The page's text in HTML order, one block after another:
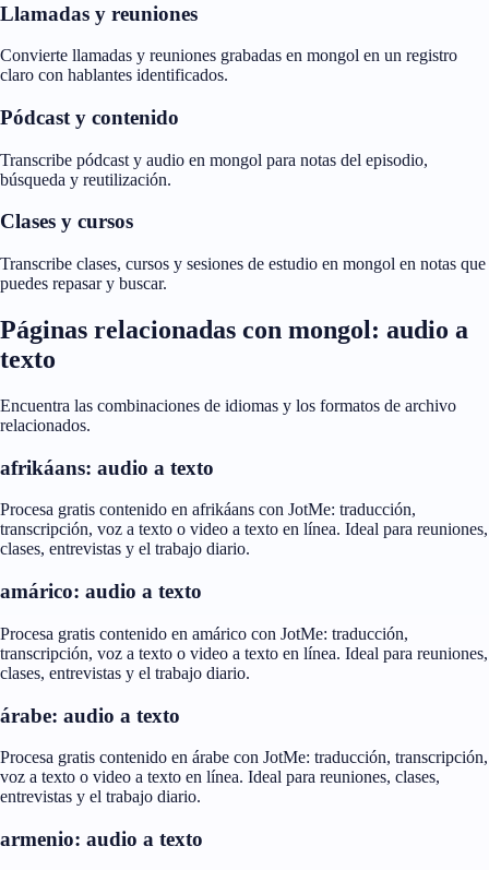
Llamadas y reuniones
Convierte llamadas y reuniones grabadas en mongol en un registro
claro con hablantes identificados.
Pódcast y contenido
Transcribe pódcast y audio en mongol para notas del episodio,
búsqueda y reutilización.
Clases y cursos
Transcribe clases, cursos y sesiones de estudio en mongol en notas que
puedes repasar y buscar.
Páginas relacionadas con mongol: audio a
texto
Encuentra las combinaciones de idiomas y los formatos de archivo
relacionados.
afrikáans: audio a texto
Procesa gratis contenido en afrikáans con JotMe: traducción,
transcripción, voz a texto o video a texto en línea. Ideal para reuniones,
clases, entrevistas y el trabajo diario.
amárico: audio a texto
Procesa gratis contenido en amárico con JotMe: traducción,
transcripción, voz a texto o video a texto en línea. Ideal para reuniones,
clases, entrevistas y el trabajo diario.
árabe: audio a texto
Procesa gratis contenido en árabe con JotMe: traducción, transcripción,
voz a texto o video a texto en línea. Ideal para reuniones, clases,
entrevistas y el trabajo diario.
armenio: audio a texto